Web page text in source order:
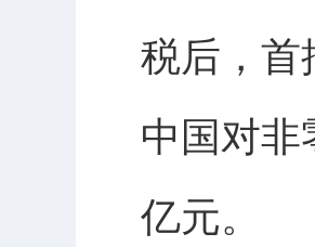
税后，首
中国对非
亿元。